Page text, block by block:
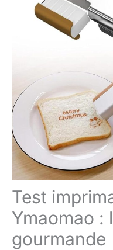
Test
Ymaomao :
gourmande